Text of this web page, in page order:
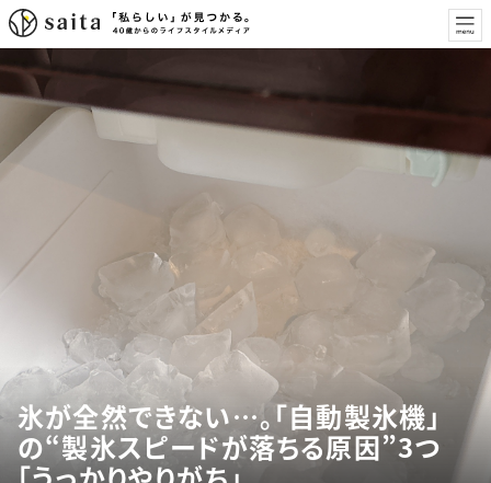
氷が全然できない…。「自動製氷機」
の“製氷スピードが落ちる原因”3つ